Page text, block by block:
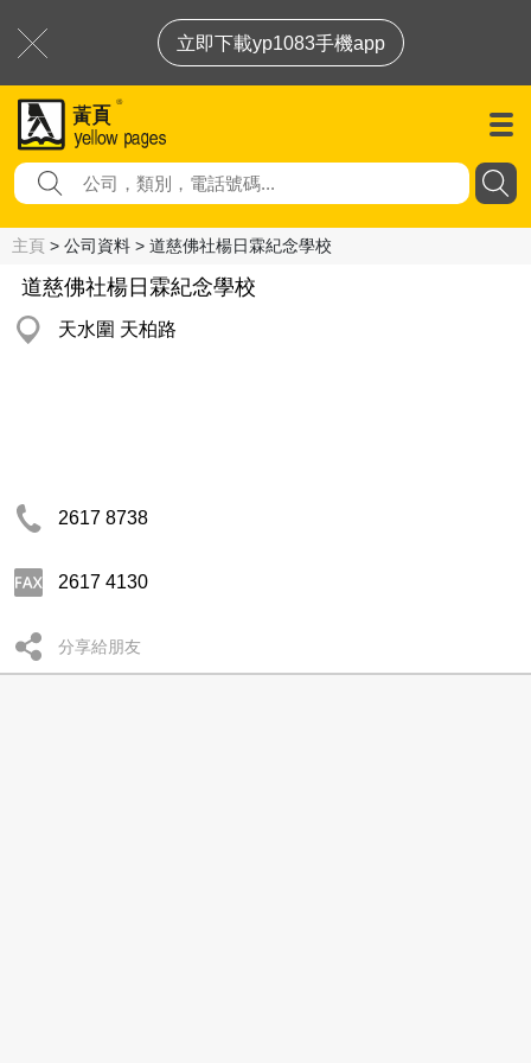
立即下載yp1083手機app
主頁 > 公司資料 > 道慈佛社楊日霖紀念學校
道慈佛社楊日霖紀念學校
天水圍 天柏路
2617 8738
2617 4130
分享給朋友